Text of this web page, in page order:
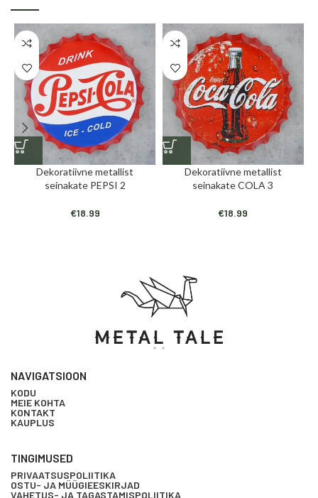
Dekoratiivne metallist
seinakate PEPSI 2
€18.99
Dekoratiivne metallist
seinakate COLA 3
€18.99
NAVIGATSIOON
KODU
MEIE KOHTA
KONTAKT
KAUPLUS
TINGIMUSED
PRIVAATSUSPOLIITIKA
OSTU- JA MÜÜGIEESKIRJAD
VAHETUS- JA TAGASTAMISPOLIITIKA